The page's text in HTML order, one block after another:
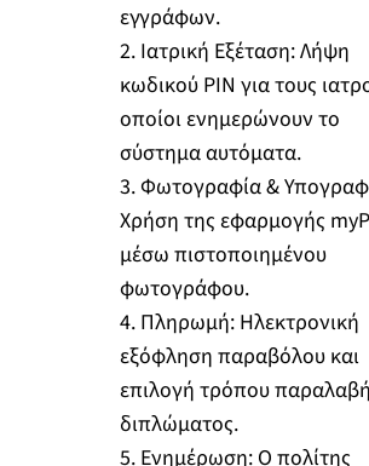
εγγράφων.
2. Ιατρική Εξέταση: Λήψη
κωδικού PIN για τους
οποίοι ενημερώνουν το
σύστημα αυτόματα.
3. Φωτογραφία &
Χρήση της εφαρμογής
μέσω πιστοποιημένου
φωτογράφου.
4. Πληρωμή: Ηλεκτρονική
εξόφληση παραβόλου και
επιλογή τρόπου
διπλώματος.
5. Ενημέρωση: Ο πολίτης